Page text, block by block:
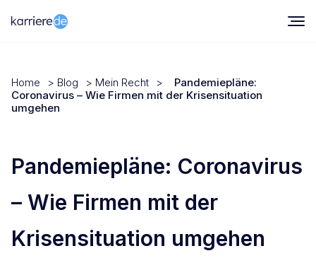
Home > Blog > Mein Recht >
Pandemiepläne:
Coronavirus – Wie Firmen mit der Krisensituation
umgehen
Pandemiepläne: Coronavirus
– Wie Firmen mit der
Krisensituation umgehen